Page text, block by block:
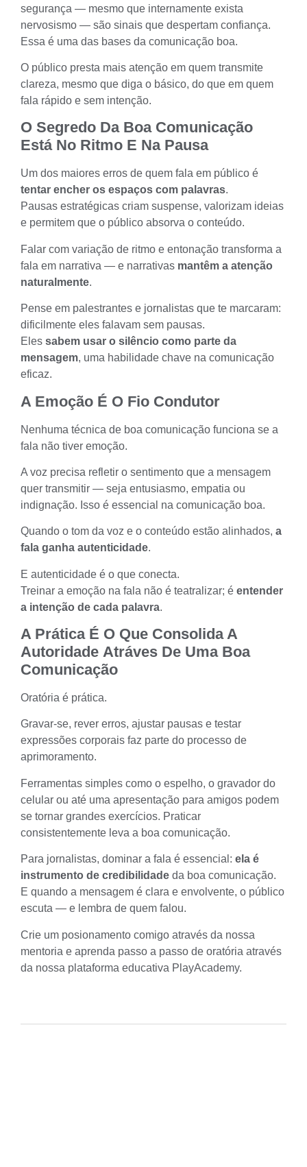
segurança — mesmo que internamente exista
nervosismo — são sinais que despertam confiança.
Essa é uma das bases da comunicação boa.
O público presta mais atenção em quem transmite
clareza, mesmo que diga o básico, do que em quem
fala rápido e sem intenção.
O Segredo Da Boa Comunicação
Está No Ritmo E Na Pausa
Um dos maiores erros de quem fala em público é
tentar encher os espaços com palavras.
Pausas estratégicas criam suspense, valorizam ideias
e permitem que o público absorva o conteúdo.
Falar com variação de ritmo e entonação transforma a
fala em narrativa — e narrativas mantêm a atenção
naturalmente.
Pense em palestrantes e jornalistas que te marcaram:
dificilmente eles falavam sem pausas.
Eles sabem usar o silêncio como parte da
mensagem, uma habilidade chave na comunicação
eficaz.
A Emoção É O Fio Condutor
Nenhuma técnica de boa comunicação funciona se a
fala não tiver emoção.
A voz precisa refletir o sentimento que a mensagem
quer transmitir — seja entusiasmo, empatia ou
indignação. Isso é essencial na comunicação boa.
Quando o tom da voz e o conteúdo estão alinhados, a
fala ganha autenticidade.
E autenticidade é o que conecta.
Treinar a emoção na fala não é teatralizar; é entender
a intenção de cada palavra.
A Prática É O Que Consolida A
Autoridade Atráves De Uma Boa
Comunicação
Oratória é prática.
Gravar-se, rever erros, ajustar pausas e testar
expressões corporais faz parte do processo de
aprimoramento.
Ferramentas simples como o espelho, o gravador do
celular ou até uma apresentação para amigos podem
se tornar grandes exercícios. Praticar
consistentemente leva a boa comunicação.
Para jornalistas, dominar a fala é essencial: ela é
instrumento de credibilidade da boa comunicação.
E quando a mensagem é clara e envolvente, o público
escuta — e lembra de quem falou.
Crie um posionamento comigo através da nossa
mentoria e aprenda passo a passo de oratória através
da nossa plataforma educativa PlayAcademy.